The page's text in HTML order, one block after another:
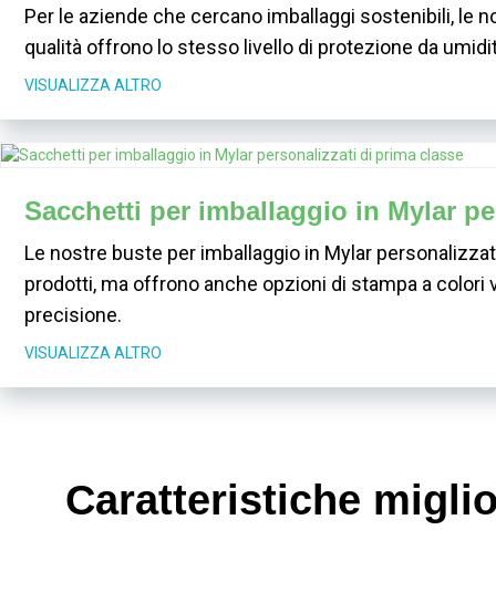
Per le aziende che cercano imballaggi sostenibili, le
qualità offrono lo stesso livello di protezione da
VISUALIZZA ALTRO
Sacchetti per imballaggio in Mylar
Le nostre buste per imballaggio in Mylar
prodotti, ma offrono anche opzioni di stampa a
precisione.
VISUALIZZA ALTRO
Caratteristiche